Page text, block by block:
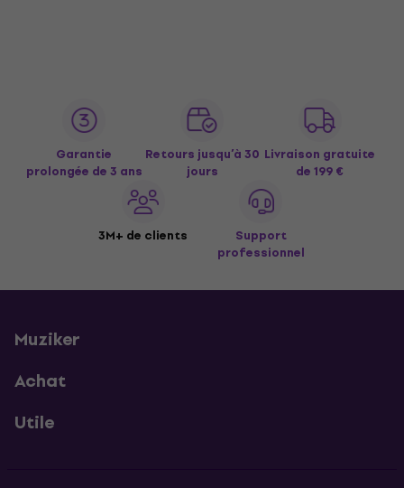
Garantie
prolongée de 3 ans
Retours jusqu’à 30
jours
Livraison gratuite
de 199 €
3M+ de clients
Support
professionnel
Muziker
Achat
Utile